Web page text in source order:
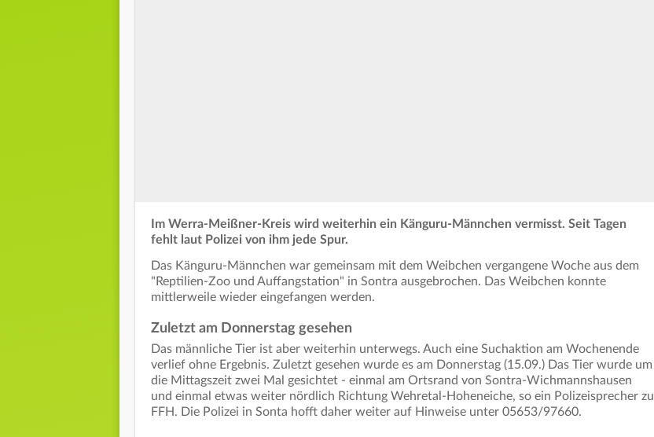
Im Werra-Meißner-Kreis wird weiterhin ein Känguru-Männchen vermisst. Seit Tagen
fehlt laut Polizei von ihm jede Spur.
Das Känguru-Männchen war gemeinsam mit dem Weibchen vergangene Woche aus dem
"Reptilien-Zoo und Auffangstation" in Sontra ausgebrochen. Das Weibchen konnte
mittlerweile wieder eingefangen werden.
Zuletzt am Donnerstag gesehen
Das männliche Tier ist aber weiterhin unterwegs. Auch eine Suchaktion am Wochenende
verlief ohne Ergebnis. Zuletzt gesehen wurde es am Donnerstag (15.09.) Das Tier wurde um
die Mittagszeit zwei Mal gesichtet - einmal am Ortsrand von Sontra-Wichmannshausen
und einmal etwas weiter nördlich Richtung Wehretal-Hoheneiche, so ein Polizeisprecher zu
FFH. Die Polizei in Sonta hofft daher weiter auf Hinweise unter 05653/97660.